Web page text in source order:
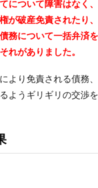
について障害はなく、
が破産免責されたり、
務について一括弁済
れがありました。
より免責される債務、
ようギリギリの交渉を